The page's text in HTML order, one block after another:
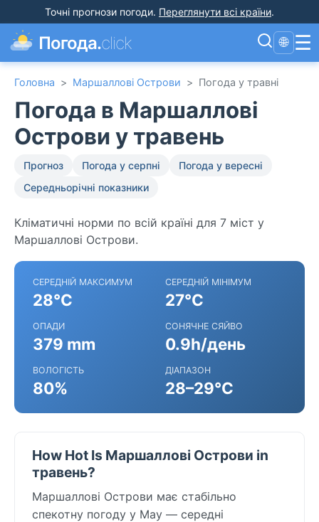
Точні прогнози погоди. Переглянути всі країни.
Погода.click 🌐 ☰
Головна > Маршаллові Острови > Погода у травні
Погода в Маршаллові
Острови у травень
Прогноз Погода у серпні
Погода у вересні
Середньорічні показники
Кліматичні норми по всій країні для 7 міст у
Маршаллові Острови.
СЕРЕДНІЙ МАКСИМУМ
28°C
СЕРЕДНІЙ МІНІМУМ
27°C
ОПАДИ
379 mm
СОНЯЧНЕ СЯЙВО
0.9h/день
ВОЛОГІСТЬ
80%
ДІАПАЗОН
28–29°C
How Hot Is Маршаллові Острови in
травень?
Маршаллові Острови має стабільно
спекотну погоду у May — середні